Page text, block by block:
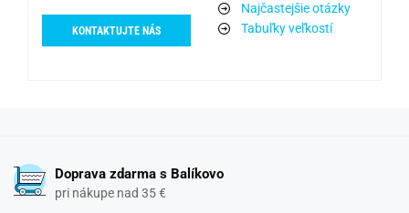
KONTAKTUJTE NÁS
Najčastejšie otázky
Tabuľky veľkostí
Doprava zdarma s Balíkovo
pri nákupe nad 35 €